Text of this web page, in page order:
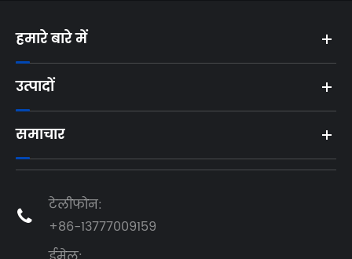
हमारे बारे में
उत्पादों
समाचार

टेलीफोन:
+86-13777009159